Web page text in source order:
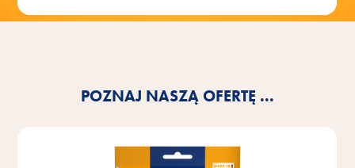
POZNAJ NASZĄ OFERTĘ ...